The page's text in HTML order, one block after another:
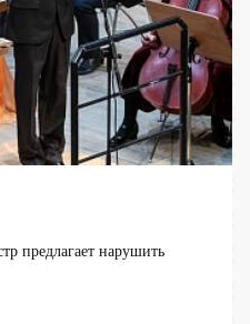
предлагает нарушить